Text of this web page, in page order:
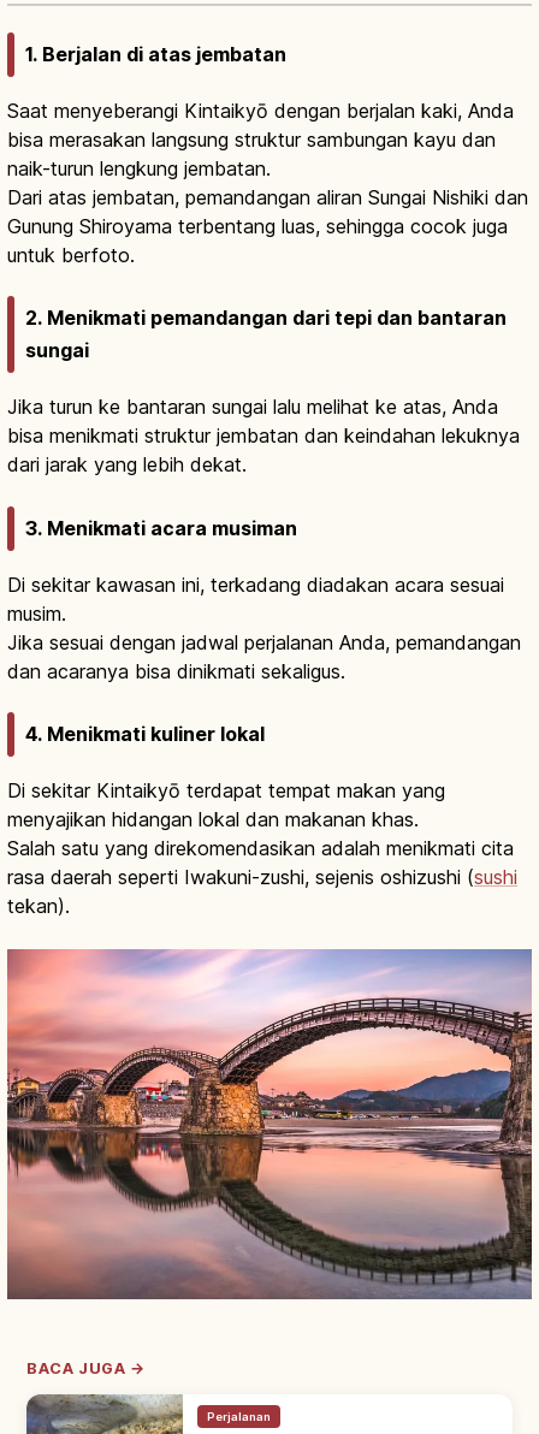
1. Berjalan di atas jembatan
Saat menyeberangi Kintaikyō dengan berjalan kaki, Anda
bisa merasakan langsung struktur sambungan kayu dan
naik-turun lengkung jembatan.
Dari atas jembatan, pemandangan aliran Sungai Nishiki dan
Gunung Shiroyama terbentang luas, sehingga cocok juga
untuk berfoto.
2. Menikmati pemandangan dari tepi dan bantaran
sungai
Jika turun ke bantaran sungai lalu melihat ke atas, Anda
bisa menikmati struktur jembatan dan keindahan lekuknya
dari jarak yang lebih dekat.
3. Menikmati acara musiman
Di sekitar kawasan ini, terkadang diadakan acara sesuai
musim.
Jika sesuai dengan jadwal perjalanan Anda, pemandangan
dan acaranya bisa dinikmati sekaligus.
4. Menikmati kuliner lokal
Di sekitar Kintaikyō terdapat tempat makan yang
menyajikan hidangan lokal dan makanan khas.
Salah satu yang direkomendasikan adalah menikmati cita
rasa daerah seperti Iwakuni-zushi, sejenis oshizushi (sushi
tekan).
BACA JUGA →
Perjalanan